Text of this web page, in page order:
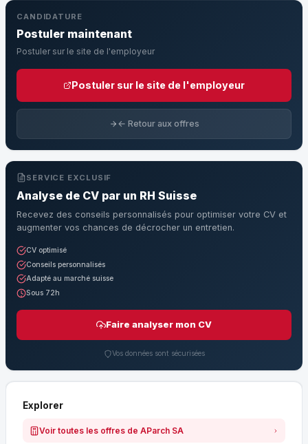
CANDIDATURE
Postuler maintenant
Postuler sur le site de l'employeur
Postuler sur le site de l'employeur
← Retour aux offres
SERVICE EXCLUSIF
Analyse de CV par un RH Suisse
Recevez des conseils personnalisés pour optimiser votre CV et
augmenter vos chances de décrocher un entretien.
CV optimisé
Conseils personnalisés
Adapté au marché suisse
Sous 72h
Faire analyser mon CV
Vos données sont sécurisées
Explorer
Voir toutes les offres de AParch SA